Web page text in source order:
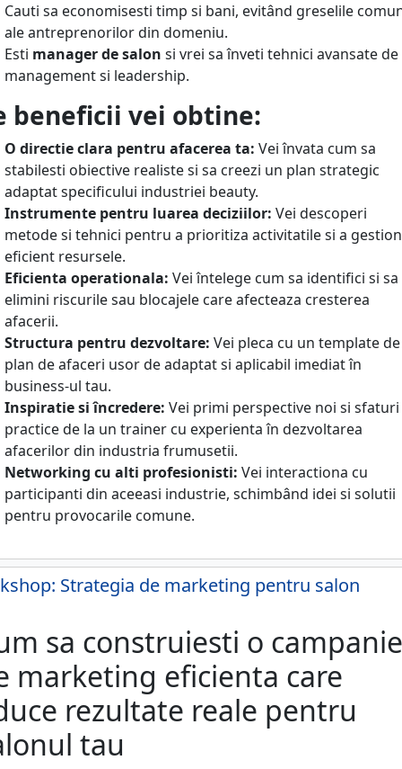
Cauti sa economisesti timp si bani, evitând greselile
ale antreprenorilor din domeniu.
Esti manager de salon si vrei sa înveti tehnici avansate de
management si leadership.
beneficii vei obtine:
O directie clara pentru afacerea ta: Vei învata cum sa
stabilesti obiective realiste si sa creezi un plan strategic
adaptat specificului industriei beauty.
Instrumente pentru luarea deciziilor: Vei descoperi
metode si tehnici pentru a prioritiza activitatile si a
eficient resursele.
Eficienta operationala: Vei întelege cum sa identifici si sa
elimini riscurile sau blocajele care afecteaza cresterea
afacerii.
Structura pentru dezvoltare: Vei pleca cu un template de
plan de afaceri usor de adaptat si aplicabil imediat în
business-ul tau.
Inspiratie si încredere: Vei primi perspective noi si sfaturi
practice de la un trainer cu experienta în dezvoltarea
afacerilor din industria frumusetii.
Networking cu alti profesionisti: Vei interactiona cu
participanti din aceeasi industrie, schimbând idei si solutii
pentru provocarile comune.
Strategia de marketing pentru salon
sa construiesti o campanie
marketing eficienta care
rezultate reale pentru
tau